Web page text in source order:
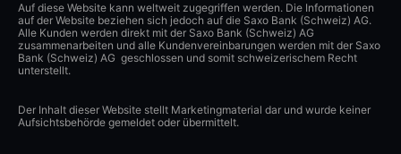
Auf diese Website kann weltweit zugegriffen werden. Die Informationen
auf der Website beziehen sich jedoch auf die Saxo Bank (Schweiz) AG.
Alle Kunden werden direkt mit der Saxo Bank (Schweiz) AG
zusammenarbeiten und alle Kundenvereinbarungen werden mit der Saxo
Bank (Schweiz) AG geschlossen und somit schweizerischem Recht
unterstellt.
Der Inhalt dieser Website stellt Marketingmaterial dar und wurde keiner
Aufsichtsbehörde gemeldet oder übermittelt.